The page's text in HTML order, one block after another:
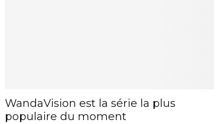
WandaVision est la série la plus
populaire du moment